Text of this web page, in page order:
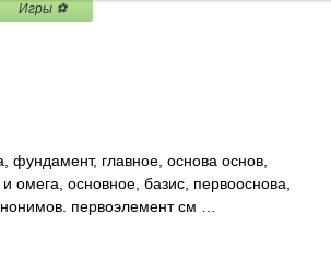
Игры ⚽
фундамент, главное, основа основ,
омега, основное, базис, первооснова,
первоэлемент см …